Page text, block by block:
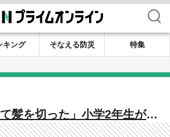
検索
キング そなえる防災
特集
髪を切った」小学2年生がヘ
挑戦 8年間伸ばした髪の毛